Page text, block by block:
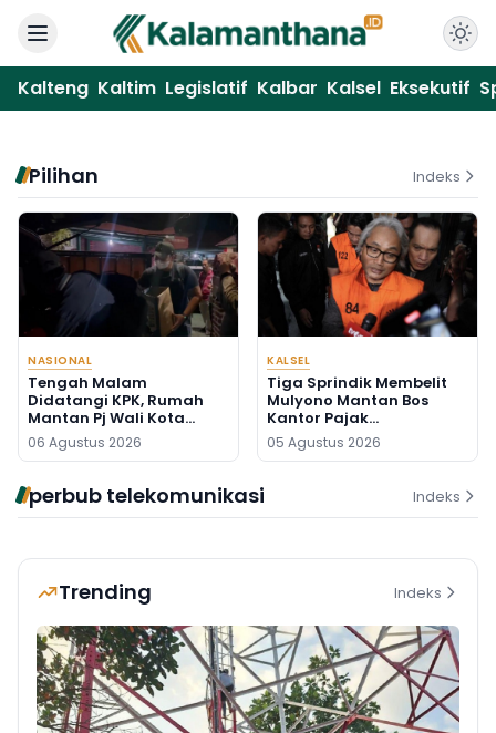
Kalteng Kaltim Legislatif Kalbar Kalsel Eksekutif
Pilihan Indeks
NASIONAL
Tengah Malam
Didatangi KPK, Rumah
Mantan Pj Wali Kota
Digeledah, Empat Koper
Dibawa
06 Agustus 2026
KALSEL
Tiga Sprindik Membelit
Mulyono Mantan Bos
Kantor Pajak
Banjarmasin
05 Agustus 2026
perbub telekomunikasi Indeks
Trending Indeks